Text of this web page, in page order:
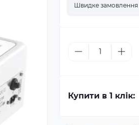
Швидке замовлення
Купити в 1 клік: